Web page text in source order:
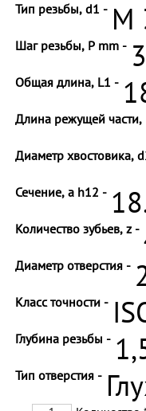
Тип резьбы, d1 - M
Шаг резьбы, P mm -
Общая длина, L1 -
Длина режущей части,
Диаметр хвостовика,
Сечение, a h12 -
Количество зубьев, z -
Диаметр отверстия -
Класс точности -
Глубина резьбы -
Тип отверстия -